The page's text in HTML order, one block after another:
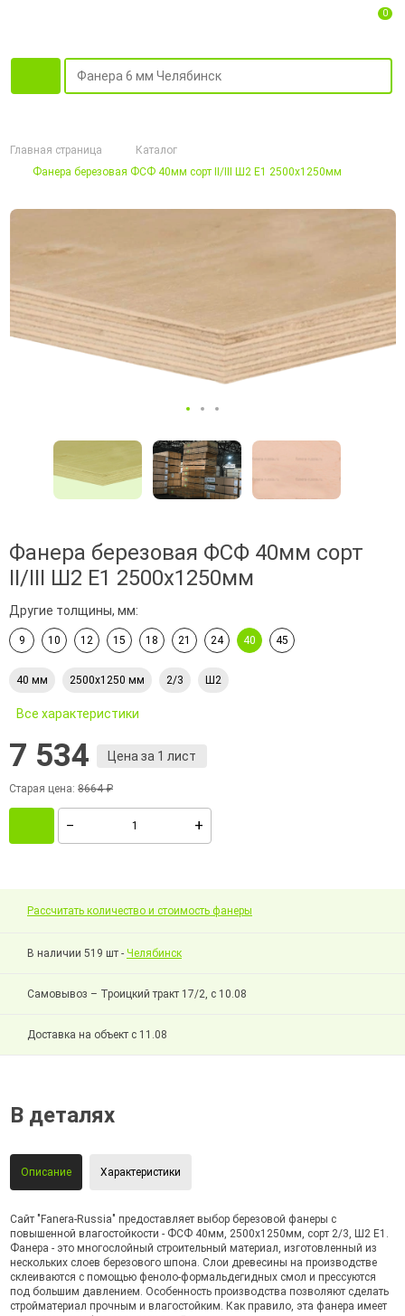
0
Главная страница
Каталог
Фанера березовая ФСФ 40мм сорт II/III Ш2 Е1 2500x1250мм
Фанера березовая ФСФ 40мм сорт
II/III Ш2 Е1 2500x1250мм
Другие толщины, мм:
9 10 12 15 18 21 24 40 45
40 мм 2500х1250 мм 2/3 Ш2
Все характеристики
7 534 Цена за 1 лист
Старая цена: 8664 ₽
Рассчитать количество и стоимость фанеры
В наличии 519 шт - Челябинск
Самовывоз – Троицкий тракт 17/2, с 10.08
Доставка на объект с 11.08
В деталях
Описание Характеристики
Сайт "Fanera-Russia" предоставляет выбор березовой фанеры с
повышенной влагостойкости - ФСФ 40мм, 2500x1250мм, сорт 2/3, Ш2 Е1.
Фанера - это многослойный строительный материал, изготовленный из
нескольких слоев березового шпона. Слои древесины на производстве
склеиваются с помощью феноло-формальдегидных смол и прессуются
под большим давлением. Особенность производства позволяют сделать
стройматериал прочным и влагостойким. Как правило, эта фанера имеет